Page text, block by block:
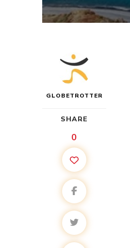
GLOBETROTTER
SHARE
0